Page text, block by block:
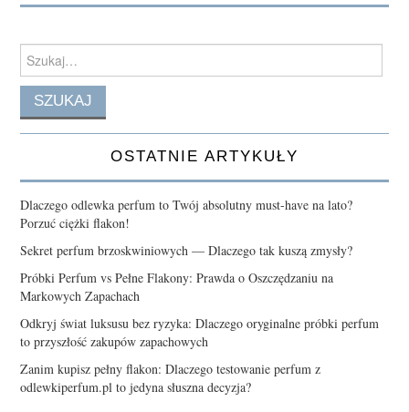
for:
OSTATNIE ARTYKUŁY
Dlaczego odlewka perfum to Twój absolutny must-have na lato?
Porzuć ciężki flakon!
Sekret perfum brzoskwiniowych — Dlaczego tak kuszą zmysły?
Próbki Perfum vs Pełne Flakony: Prawda o Oszczędzaniu na
Markowych Zapachach
Odkryj świat luksusu bez ryzyka: Dlaczego oryginalne próbki perfum
to przyszłość zakupów zapachowych
Zanim kupisz pełny flakon: Dlaczego testowanie perfum z
odlewkiperfum.pl to jedyna słuszna decyzja?